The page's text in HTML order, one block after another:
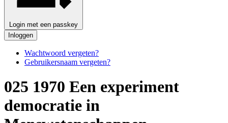
Login met een passkey
Inloggen
Wachtwoord vergeten?
Gebruikersnaam vergeten?
025 1970 Een experiment
democratie in